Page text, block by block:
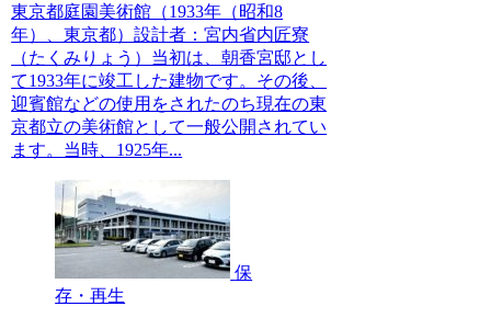
東京都庭園美術館（1933年（昭和8
年）、東京都）設計者：宮内省内匠寮
（たくみりょう）当初は、朝香宮邸とし
て1933年に竣工した建物です。その後、
迎賓館などの使用をされたのち現在の東
京都立の美術館として一般公開されてい
ます。当時、1925年...
保
存・再生